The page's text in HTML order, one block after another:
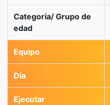
Categoría/ Grupo de
edad
Equipo
Día
Ejecutar